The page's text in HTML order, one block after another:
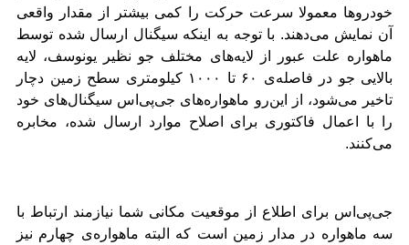
خودروها معمولا سرعت حرکت را کمی بیشتر از مقدار واقعی
آن نمایش می‌دهند. با توجه به اینکه سیگنال ارسال شده توسط
ماهواره علت عبور از لایه‌های مختلف جو نظیر یونوسف، لایه
بالایی جو در فاصله‌ی ۶۰ تا ۱۰۰۰ کیلومتری سطح زمین دچار
تاخیر می‌شود، از این‌رو ماهواره‌های جی‌پی‌اس سیگنال‌های خود
را با اعمال فاکتوری برای اصلاح موارد ارسال شده، مخابره
می‌کنند.
جی‌پی‌اس برای اطلاع از موقعیت مکانی شما نیازمند ارتباط با
سه ماهواره‌ در مدار زمین است که البته ماهواره‌ی چهارم نیز